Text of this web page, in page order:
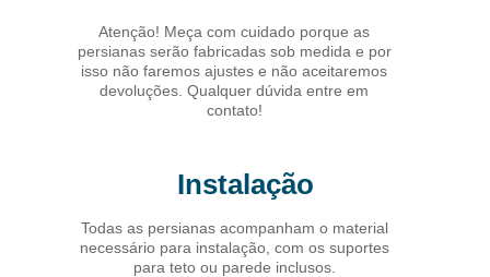
Atenção! Meça com cuidado porque as
persianas serão fabricadas sob medida e por
isso não faremos ajustes e não aceitaremos
devoluções. Qualquer dúvida entre em
contato!
Instalação
Todas as persianas acompanham o material
necessário para instalação, com os suportes
para teto ou parede inclusos.